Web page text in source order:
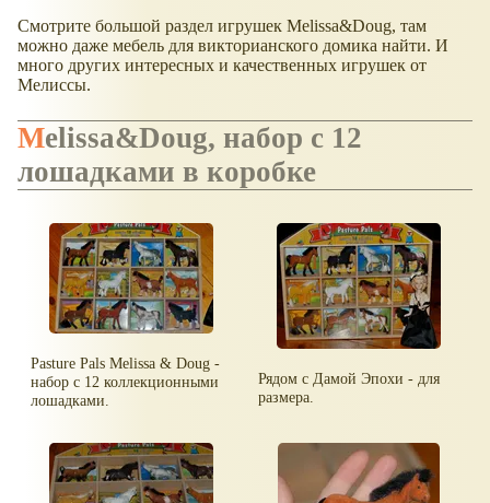
Смотрите большой раздел игрушек Melissa&Doug, там
можно даже мебель для викторианского домика найти. И
много других интересных и качественных игрушек от
Мелиссы.
Melissa&Doug, набор с 12
лошадками в коробке
Pasture Pals Melissa & Doug -
набор с 12 коллекционными
лошадками.
Рядом с Дамой Эпохи - для
размера.